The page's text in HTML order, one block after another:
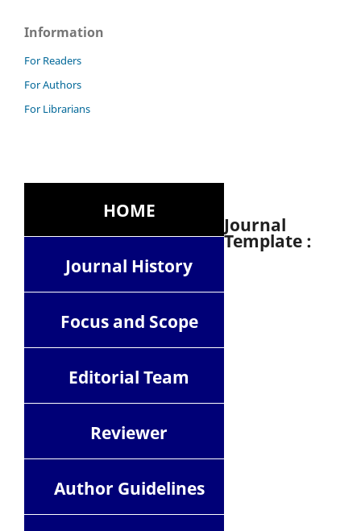
Information
For Readers
For Authors
For Librarians
HOME
Journal History
Focus and Scope
Editorial Team
Reviewer
Author Guidelines
Journal
Template :